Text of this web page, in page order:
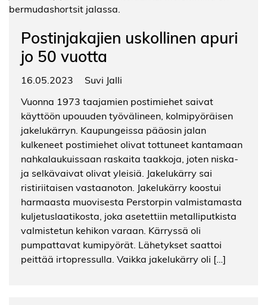
Postinjakajien uskollinen apuri
jo 50 vuotta
16.05.2023
Suvi Jalli
Vuonna 1973 taajamien postimiehet saivat
käyttöön upouuden työvälineen, kolmipyöräisen
jakelukärryn. Kaupungeissa pääosin jalan
kulkeneet postimiehet olivat tottuneet kantamaan
nahkalaukuissaan raskaita taakkoja, joten niska-
ja selkävaivat olivat yleisiä. Jakelukärry sai
ristiriitaisen vastaanoton. Jakelukärry koostui
harmaasta muovisesta Perstorpin valmistamasta
kuljetuslaatikosta, joka asetettiin metalliputkista
valmistetun kehikon varaan. Kärryssä oli
pumpattavat kumipyörät. Lähetykset saattoi
peittää irtopressulla. Vaikka jakelukärry oli […]